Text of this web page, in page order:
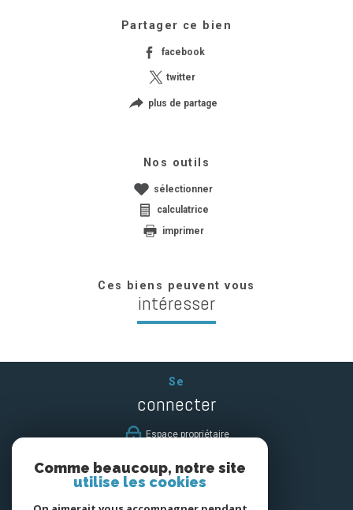
Partager ce bien
facebook
twitter
plus de partage
Nos outils
sélectionner
calculatrice
imprimer
Ces biens peuvent vous
intéresser
Se
connecter
espace propriétaire
Nous
Comme beaucoup, notre site
utilise les cookies